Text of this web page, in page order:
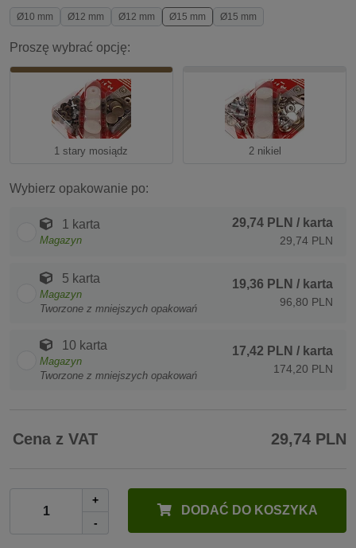
Ø10 mm Ø12 mm Ø12 mm Ø15 mm Ø15 mm
Proszę wybrać opcję:
1 stary mosiądz 2 nikiel
Wybierz opakowanie po:
1 karta
Magazyn
29,74 PLN / karta
29,74 PLN
5 karta
Magazyn
Tworzone z mniejszych opakowań
19,36 PLN / karta
96,80 PLN
10 karta
Magazyn
Tworzone z mniejszych opakowań
17,42 PLN / karta
174,20 PLN
Cena z VAT 29,74 PLN
+
-
DODAĆ DO KOSZYKA